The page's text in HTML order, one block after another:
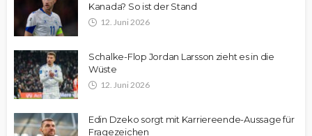
Kanada? So ist der Stand
12. Juni 2026
Schalke-Flop Jordan Larsson zieht es in die
Wüste
12. Juni 2026
Edin Dzeko sorgt mit Karriereende-Aussage für
Fragezeichen